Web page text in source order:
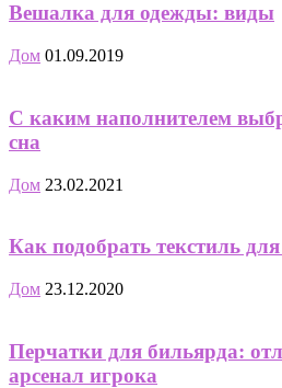
Вешалка для одежды: виды
Дом 01.09.2019
С каким наполнителем
сна
Дом 23.02.2021
Как подобрать текстиль
Дом 23.12.2020
Перчатки для бильярда:
арсенал игрока